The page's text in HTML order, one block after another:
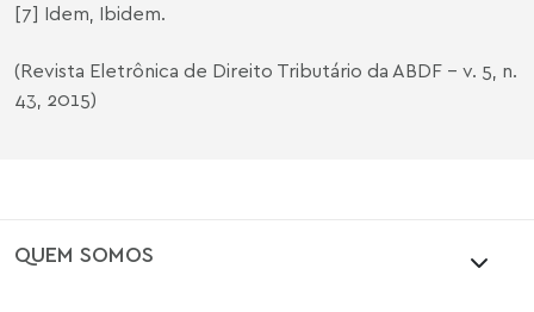
[7] Idem, Ibidem.
(Revista Eletrônica de Direito Tributário da ABDF - v. 5, n.
43, 2015)
QUEM SOMOS